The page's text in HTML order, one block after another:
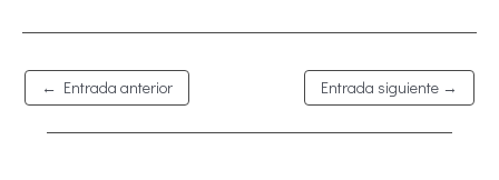
← Entrada anterior Entrada siguiente →